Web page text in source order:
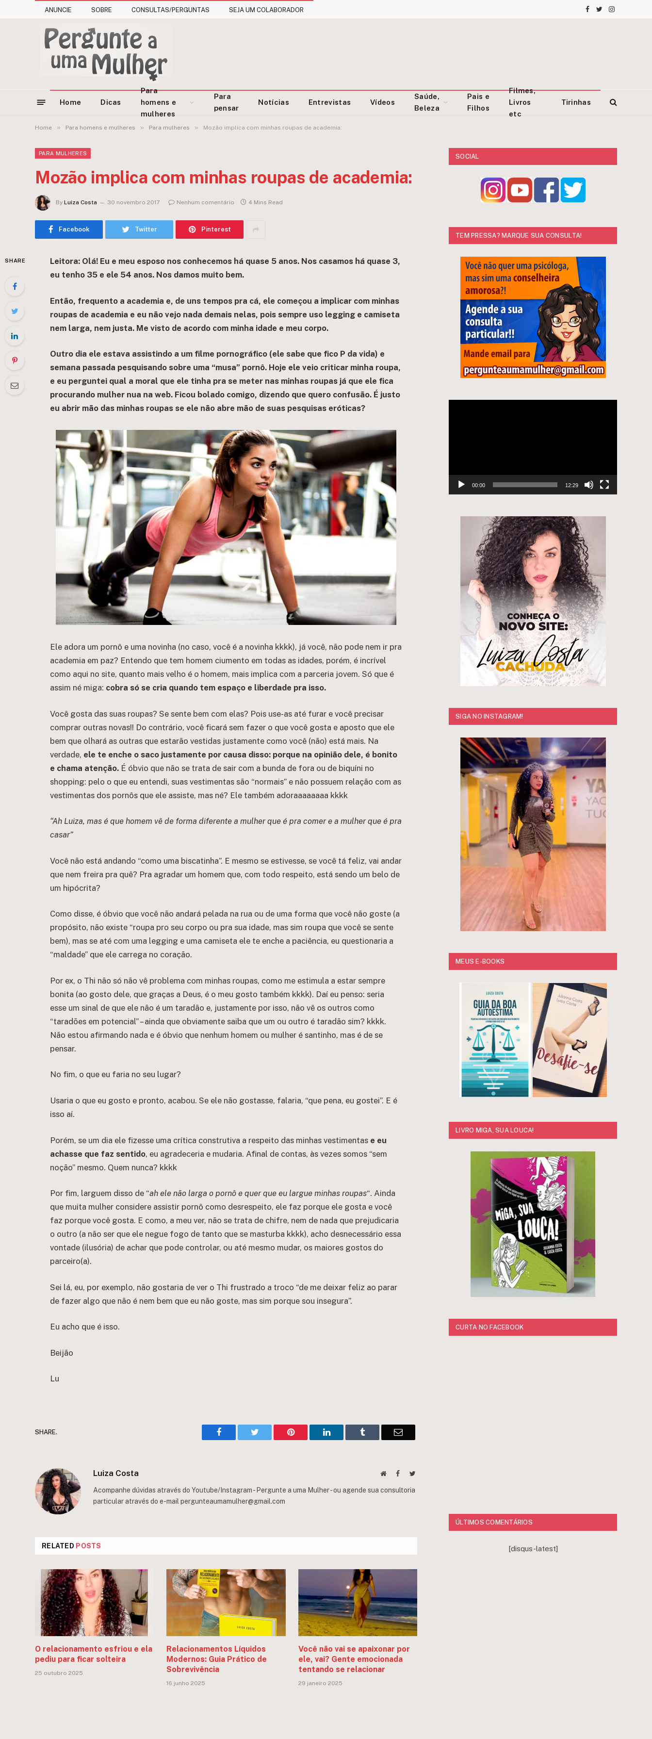
ANUNCIE SOBRE CONSULTAS/PERGUNTAS SEJA UM COLABORADOR Facebook
TwitterInstagram
Home Dicas
Para
homens e
mulheres
Para
pensar
Notícias Entrevistas Vídeos
Saúde,
Beleza
Pais e
Filhos
Filmes,
Livros
etc
Tirinhas
Home » Para homens e mulheres » Para mulheres » Mozão implica com minhas roupas de academia:
PARA MULHERES
Mozão implica com minhas roupas de academia:
By Luiza Costa 30 novembro 2017 Nenhum comentário 4 Mins Read
Facebook Twitter Pinterest
SHARE
Leitora: Olá! Eu e meu esposo nos conhecemos há quase 5 anos. Nos casamos há quase 3,
eu tenho 35 e ele 54 anos. Nos damos muito bem.
Então, frequento a academia e, de uns tempos pra cá, ele começou a implicar com minhas
roupas de academia e eu não vejo nada demais nelas, pois sempre uso legging e camiseta
nem larga, nem justa. Me visto de acordo com minha idade e meu corpo.
Outro dia ele estava assistindo a um filme pornográfico (ele sabe que fico P da vida) e
semana passada pesquisando sobre uma “musa” pornô. Hoje ele veio criticar minha roupa,
e eu perguntei qual a moral que ele tinha pra se meter nas minhas roupas já que ele fica
procurando mulher nua na web. Ficou bolado comigo, dizendo que quero confusão. É justo
eu abrir mão das minhas roupas se ele não abre mão de suas pesquisas eróticas?
Ele adora um pornô e uma novinha (no caso, você é a novinha kkkk), já você, não pode nem ir pra
academia em paz? Entendo que tem homem ciumento em todas as idades, porém, é incrível
como aqui no site, quanto mais velho é o homem, mais implica com a parceria jovem. Só que é
assim né miga: cobra só se cria quando tem espaço e liberdade pra isso.
Você gosta das suas roupas? Se sente bem com elas? Pois use-as até furar e você precisar
comprar outras novas!! Do contrário, você ficará sem fazer o que você gosta e aposto que ele
bem que olhará as outras que estarão vestidas justamente como você (não) está mais. Na
verdade, ele te enche o saco justamente por causa disso: porque na opinião dele, é bonito
e chama atenção. É óbvio que não se trata de sair com a bunda de fora ou de biquíni no
shopping: pelo o que eu entendi, suas vestimentas são “normais” e não possuem relação com as
vestimentas dos pornôs que ele assiste, mas né? Ele também adoraaaaaaaa kkkk
“Ah Luiza, mas é que homem vê de forma diferente a mulher que é pra comer e a mulher que é pra
casar”
Você não está andando “como uma biscatinha”. E mesmo se estivesse, se você tá feliz, vai andar
que nem freira pra quê? Pra agradar um homem que, com todo respeito, está sendo um belo de
um hipócrita?
Como disse, é óbvio que você não andará pelada na rua ou de uma forma que você não goste (a
propósito, não existe “roupa pro seu corpo ou pra sua idade, mas sim roupa que você se sente
bem), mas se até com uma legging e uma camiseta ele te enche a paciência, eu questionaria a
“maldade” que ele carrega no coração.
Por ex, o Thi não só não vê problema com minhas roupas, como me estimula a estar sempre
bonita (ao gosto dele, que graças a Deus, é o meu gosto também kkkk). Daí eu penso: seria
esse um sinal de que ele não é um taradão e, justamente por isso, não vê os outros como
“taradões em potencial” – ainda que obviamente saiba que um ou outro é taradão sim? kkkk.
Não estou afirmando nada e é óbvio que nenhum homem ou mulher é santinho, mas é de se
pensar.
No fim, o que eu faria no seu lugar?
Usaria o que eu gosto e pronto, acabou. Se ele não gostasse, falaria, “que pena, eu gostei”. E é
isso aí.
Porém, se um dia ele fizesse uma crítica construtiva a respeito das minhas vestimentas e eu
achasse que faz sentido, eu agradeceria e mudaria. Afinal de contas, às vezes somos “sem
noção” mesmo. Quem nunca? kkkk
Por fim, larguem disso de “ah ele não larga o pornô e quer que eu largue minhas roupas“. Ainda
que muita mulher considere assistir pornô como desrespeito, ele faz porque ele gosta e você
faz porque você gosta. E como, a meu ver, não se trata de chifre, nem de nada que prejudicaria
o outro (a não ser que ele negue fogo de tanto que se masturba kkkk), acho desnecessário essa
vontade (ilusória) de achar que pode controlar, ou até mesmo mudar, os maiores gostos do
parceiro(a).
Sei lá, eu, por exemplo, não gostaria de ver o Thi frustrado a troco “de me deixar feliz ao parar
de fazer algo que não é nem bem que eu não goste, mas sim porque sou insegura”.
Eu acho que é isso.
Beijão
Lu
SHARE. Facebook Twitter Pinterest LinkedIn Tumblr Email
Luiza Costa WebsiteFacebookTwitter
Acompanhe dúvidas através do Youtube/Instagram - Pergunte a uma Mulher - ou agende sua consultoria
particular através do e-mail pergunteaumamulher@gmail.com
RELATED POSTS
O relacionamento esfriou e ela
pediu para ficar solteira
25 outubro 2025
Relacionamentos Líquidos
Modernos: Guia Prático de
Sobrevivência
16 junho 2025
Você não vai se apaixonar por
ele, vai? Gente emocionada
tentando se relacionar
29 janeiro 2025
SOCIAL
TEM PRESSA? MARQUE SUA CONSULTA!
00:00 12:29
SIGA NO INSTAGRAM!
MEUS E-BOOKS
LIVRO MIGA, SUA LOUCA!
CURTA NO FACEBOOK
ÚLTIMOS COMENTÁRIOS
[disqus-latest]